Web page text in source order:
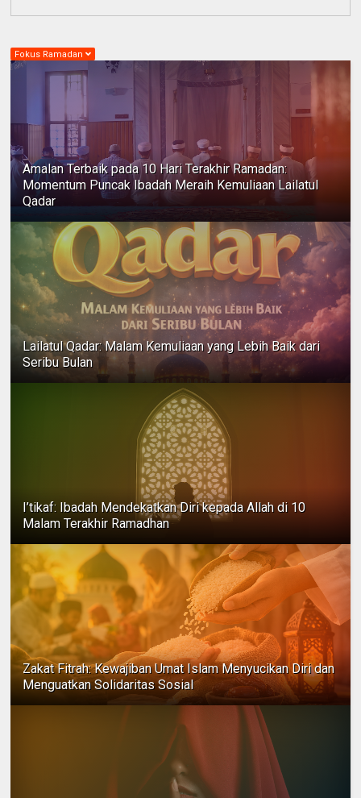
Fokus Ramadan
Amalan Terbaik pada 10 Hari Terakhir Ramadan:
Momentum Puncak Ibadah Meraih Kemuliaan Lailatul
Qadar
Lailatul Qadar: Malam Kemuliaan yang Lebih Baik dari
Seribu Bulan
I’tikaf: Ibadah Mendekatkan Diri kepada Allah di 10
Malam Terakhir Ramadhan
Zakat Fitrah: Kewajiban Umat Islam Menyucikan Diri dan
Menguatkan Solidaritas Sosial